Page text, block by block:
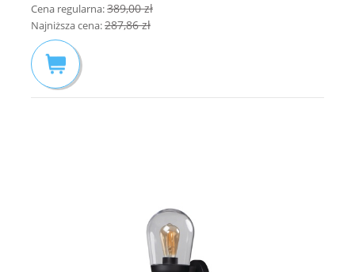
Cena regularna:389,00 zł
Najniższa cena:287,86 zł